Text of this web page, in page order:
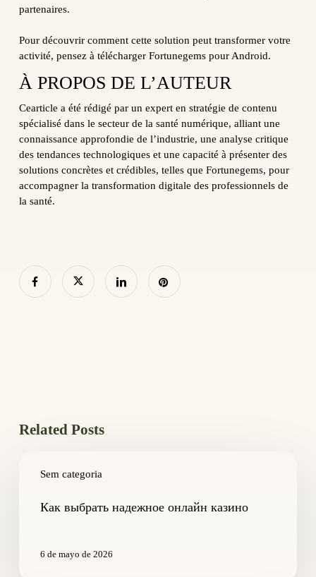
partenaires.
Pour découvrir comment cette solution peut transformer votre
activité, pensez à télécharger Fortunegems pour Android.
À PROPOS DE L’AUTEUR
Cearticle a été rédigé par un expert en stratégie de contenu
spécialisé dans le secteur de la santé numérique, alliant une
connaissance approfondie de l’industrie, une analyse critique
des tendances technologiques et une capacité à présenter des
solutions concrètes et crédibles, telles que Fortunegems, pour
accompagner la transformation digitale des professionnels de
la santé.
Related Posts
Sem categoria
выбрать
онлайнКак выбрать надежное онлайн казино
6 de mayo de 2026